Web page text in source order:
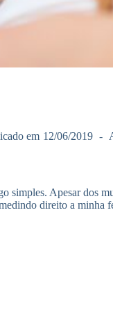
em 12/06/2019
simples. Apesar dos
direito a minha